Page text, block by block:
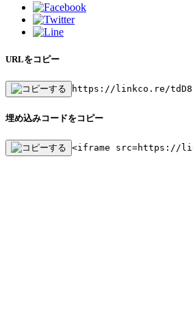
URLをコピー
https://linkco.re/
埋め込みコードをコピー
<iframe src=https://